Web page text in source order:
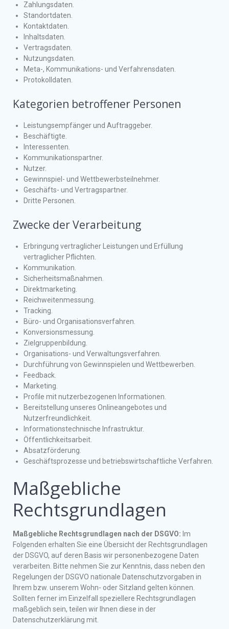
Zahlungsdaten.
Standortdaten.
Kontaktdaten.
Inhaltsdaten.
Vertragsdaten.
Nutzungsdaten.
Meta-, Kommunikations- und Verfahrensdaten.
Protokolldaten.
Kategorien betroffener Personen
Leistungsempfänger und Auftraggeber.
Beschäftigte.
Interessenten.
Kommunikationspartner.
Nutzer.
Gewinnspiel- und Wettbewerbsteilnehmer.
Geschäfts- und Vertragspartner.
Dritte Personen.
Zwecke der Verarbeitung
Erbringung vertraglicher Leistungen und Erfüllung
vertraglicher Pflichten.
Kommunikation.
Sicherheitsmaßnahmen.
Direktmarketing.
Reichweitenmessung.
Tracking.
Büro- und Organisationsverfahren.
Konversionsmessung.
Zielgruppenbildung.
Organisations- und Verwaltungsverfahren.
Durchführung von Gewinnspielen und Wettbewerben.
Feedback.
Marketing.
Profile mit nutzerbezogenen Informationen.
Bereitstellung unseres Onlineangebotes und
Nutzerfreundlichkeit.
Informationstechnische Infrastruktur.
Öffentlichkeitsarbeit.
Absatzförderung.
Geschäftsprozesse und betriebswirtschaftliche Verfahren.
Maßgebliche
Rechtsgrundlagen
Maßgebliche Rechtsgrundlagen nach der DSGVO: Im
Folgenden erhalten Sie eine Übersicht der Rechtsgrundlagen
der DSGVO, auf deren Basis wir personenbezogene Daten
verarbeiten. Bitte nehmen Sie zur Kenntnis, dass neben den
Regelungen der DSGVO nationale Datenschutzvorgaben in
Ihrem bzw. unserem Wohn- oder Sitzland gelten können.
Sollten ferner im Einzelfall speziellere Rechtsgrundlagen
maßgeblich sein, teilen wir Ihnen diese in der
Datenschutzerklärung mit.